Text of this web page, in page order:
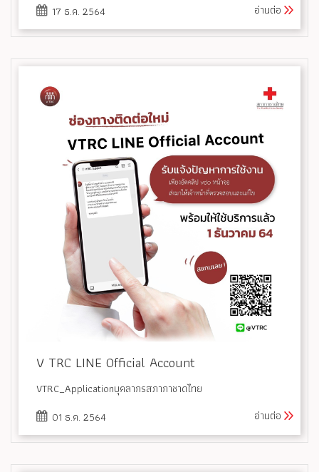
17 ธ.ค. 2564
อ่านต่อ
V TRC LINE Official Account
VTRC_Applicationบุคลากรสภากาชาดไทย
01 ธ.ค. 2564
อ่านต่อ